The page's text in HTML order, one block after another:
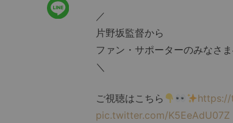
／
片野坂監督から
ファン・サポーターのみなさ
＼
ご視聴はこちら https://
pic.twitter.com/K5EeAdU07Z